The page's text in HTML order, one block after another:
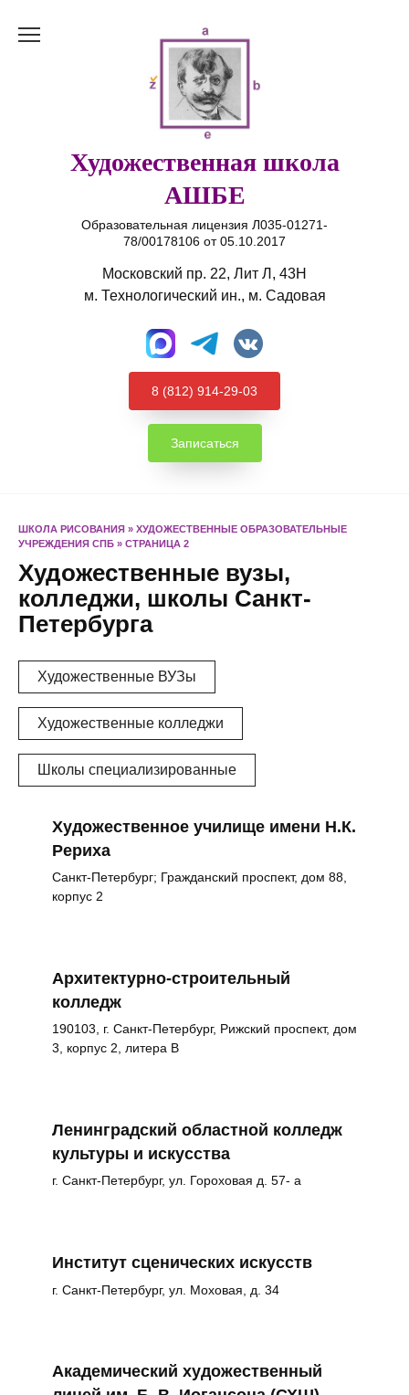
Художественная школа
АШБЕ
Образовательная лицензия Л035-01271-
78/00178106 от 05.10.2017
Московский пр. 22, Лит Л, 43Н
м. Технологический ин., м. Садовая
8 (812) 914-29-03
Записаться
ШКОЛА РИСОВАНИЯ » ХУДОЖЕСТВЕННЫЕ ОБРАЗОВАТЕЛЬНЫЕ
УЧРЕЖДЕНИЯ СПБ » СТРАНИЦА 2
Художественные вузы,
колледжи, школы Санкт-
Петербурга
Художественные ВУЗы
Художественные колледжи
Школы специализированные
Художественное училище имени Н.К.
Рериха
Санкт-Петербург; Гражданский проспект, дом 88,
корпус 2
Архитектурно-строительный
колледж
190103, г. Санкт-Петербург, Рижский проспект, дом
3, корпус 2, литера В
Ленинградский областной колледж
культуры и искусства
г. Санкт-Петербург, ул. Гороховая д. 57- а
Институт сценических искусств
г. Санкт-Петербург, ул. Моховая, д. 34
Академический художественный